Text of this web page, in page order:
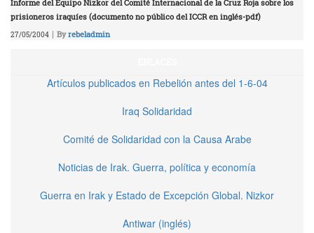
Informe del Equipo Nizkor del Comité Internacional de la Cruz Roja sobre los
prisioneros iraquíes (documento no público del ICCR en inglés-pdf)
27/05/2004 | Byrebeladmin
Artículos publicados en Rebelión antes del 1-6-04
Iraq Solidaridad
Comité de Solidaridad con la Causa Arabe
Noticias de Irak. Guerra, política y economía
Guerra en Irak y Estado de Excepción Global. Nizkor
Antiwar (inglés)